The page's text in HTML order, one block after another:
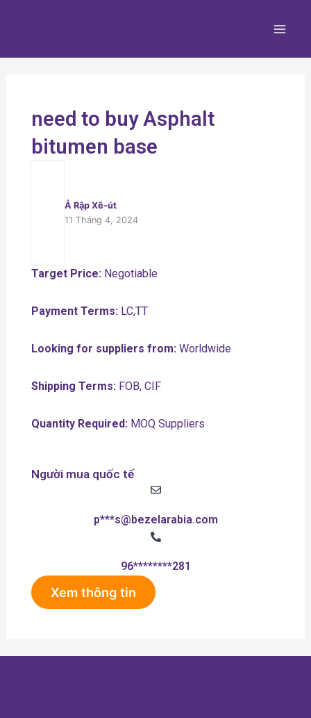
need to buy Asphalt
bitumen base
Ả Rập Xê-út
11 Tháng 4, 2024
Target Price:Negotiable
Payment Terms:LC,TT
Looking for suppliers from:Worldwide
Shipping Terms:FOB, CIF
Quantity Required:MOQ Suppliers
Người mua quốc tế
p***s@bezelarabia.com
96********281
Xem thông tin